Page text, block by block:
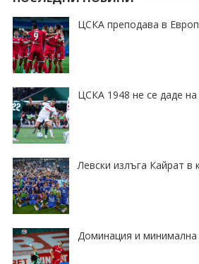
ЦСКА преподава в
ЦСКА 1948 не се даде
Левски излъга Кайрат в
Доминация и